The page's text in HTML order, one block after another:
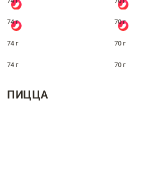
74 г 70 г
74 г 70 г
74 г 70 г
ПИЦЦА